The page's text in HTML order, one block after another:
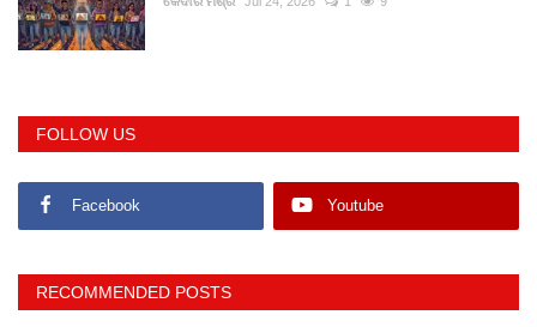
FOLLOW US
Facebook Youtube
RECOMMENDED POSTS